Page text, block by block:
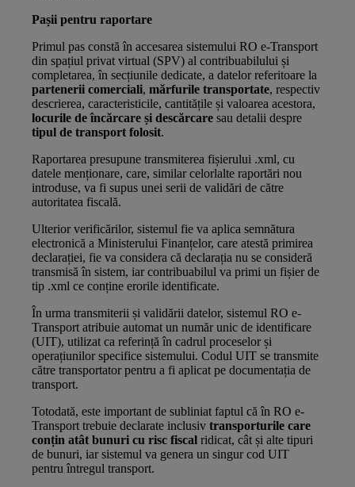
Pașii pentru raportare
Primul pas constă în accesarea sistemului RO e-Transport
din spațiul privat virtual (SPV) al contribuabilului și
completarea, în secțiunile dedicate, a datelor referitoare la
partenerii comerciali, mărfurile transportate, respectiv
descrierea, caracteristicile, cantitățile și valoarea acestora,
locurile de încărcare și descărcare sau detalii despre
tipul de transport folosit.
Raportarea presupune transmiterea fișierului .xml, cu
datele menționare, care, similar celorlalte raportări nou
introduse, va fi supus unei serii de validări de către
autoritatea fiscală.
Ulterior verificărilor, sistemul fie va aplica semnătura
electronică a Ministerului Finanțelor, care atestă primirea
declarației, fie va considera că declarația nu se consideră
transmisă în sistem, iar contribuabilul va primi un fișier de
tip .xml ce conține erorile identificate.
În urma transmiterii și validării datelor, sistemul RO e-
Transport atribuie automat un număr unic de identificare
(UIT), utilizat ca referință în cadrul proceselor și
operațiunilor specifice sistemului. Codul UIT se transmite
către transportator pentru a fi aplicat pe documentația de
transport.
Totodată, este important de subliniat faptul că în RO e-
Transport trebuie declarate inclusiv transporturile care
conțin atât bunuri cu risc fiscal ridicat, cât și alte tipuri
de bunuri, iar sistemul va genera un singur cod UIT
pentru întregul transport.